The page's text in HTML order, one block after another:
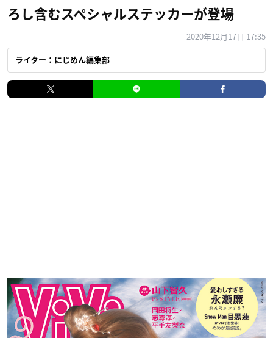
ろし含むスペシャルステッカーが登場
2020年12月17日 17:35
ライター：にじめん編集部